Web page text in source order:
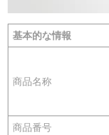
基本的な情報
商品名称
商品番号